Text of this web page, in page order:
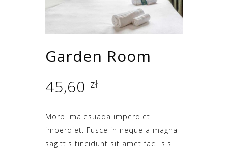
Garden Room
45,60 zł
Morbi malesuada imperdiet
imperdiet. Fusce in neque a magna
sagittis tincidunt sit amet facilisis